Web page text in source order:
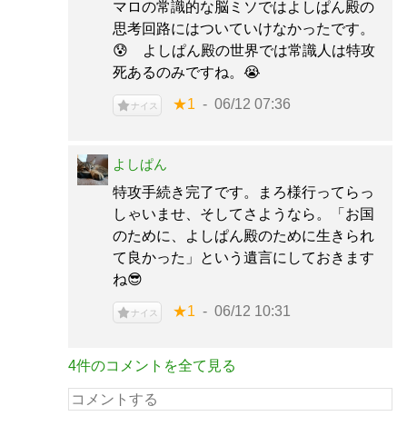
マロの常識的な脳ミソではよしぱん殿の
思考回路にはついていけなかったです。
😰 よしぱん殿の世界では常識人は特攻
死あるのみですね。😭
ナイス ★1 06/12 07:36
よしぱん
特攻手続き完了です。まろ様行ってらっ
しゃいませ、そしてさようなら。「お国
のために、よしぱん殿のために生きられ
て良かった」という遺言にしておきます
ね😎
ナイス ★1 06/12 10:31
4件のコメントを全て見る